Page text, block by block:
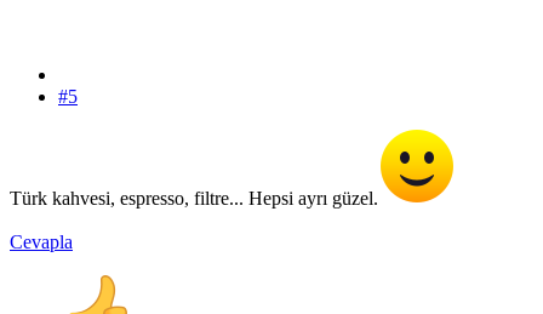
#5
Türk kahvesi, espresso, filtre... Hepsi ayrı güzel.
Cevapla